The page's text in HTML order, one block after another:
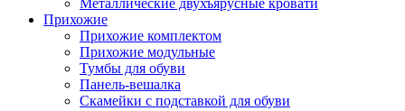
Металлические двухъярусные кровати
Прихожие
Прихожие комплектом
Прихожие модульные
Тумбы для обуви
Панель-вешалка
Скамейки с подставкой для обуви